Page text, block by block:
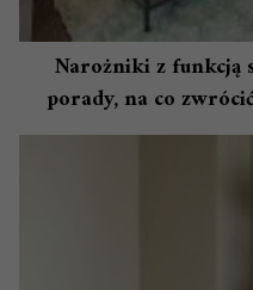
Narożniki z funkcją
porady, na co